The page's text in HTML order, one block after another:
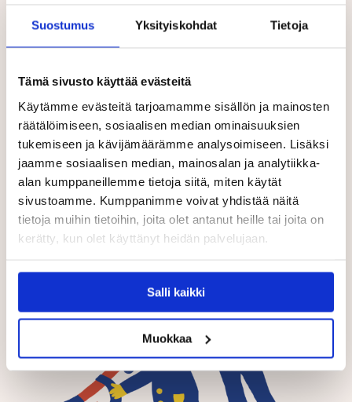
Suostumus Yksityiskohdat Tietoja
Tämä sivusto käyttää evästeitä
Käytämme evästeitä tarjoamamme sisällön ja mainosten
räätälöimiseen, sosiaalisen median ominaisuuksien
tukemiseen ja kävijämäärämme analysoimiseen. Lisäksi
jaamme sosiaalisen median, mainosalan ja analytiikka-
alan kumppaneillemme tietoja siitä, miten käytät
sivustoamme. Kumppanimme voivat yhdistää näitä
tietoja muihin tietoihin, joita olet antanut heille tai joita on
kerätty, kun olet käyttänyt heidän palvelujaan.
Salli kaikki
Muokkaa
Lue lisää Touhulasta
Turvallinen päiväkodin aloitus luo pohjan
varhaiskasvatukselle